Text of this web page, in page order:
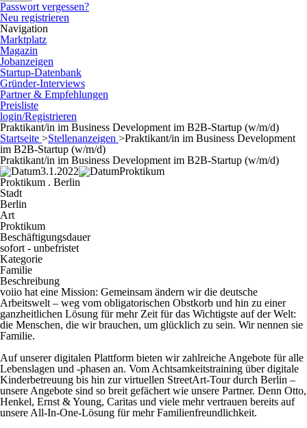
Passwort vergessen?
Neu registrieren
Navigation
Marktplatz
Magazin
Jobanzeigen
Startup-Datenbank
Gründer-Interviews
Partner & Empfehlungen
Preisliste
login/Registrieren
Praktikant/in im Business Development im B2B-Startup (w/m/d)
Startseite >Stellenanzeigen >Praktikant/in im Business Development
im B2B-Startup (w/m/d)
Praktikant/in im Business Development im B2B-Startup (w/m/d)
3.1.2022
Proktikum
Proktikum . Berlin
Stadt
Berlin
Art
Proktikum
Beschäftigungsdauer
sofort - unbefristet
Kategorie
Familie
Beschreibung
voiio hat eine Mission: Gemeinsam ändern wir die deutsche
Arbeitswelt – weg vom obligatorischen Obstkorb und hin zu einer
ganzheitlichen Lösung für mehr Zeit für das Wichtigste auf der Welt:
die Menschen, die wir brauchen, um glücklich zu sein. Wir nennen sie
Familie.
Auf unserer digitalen Plattform bieten wir zahlreiche Angebote für alle
Lebenslagen und -phasen an. Vom Achtsamkeitstraining über digitale
Kinderbetreuung bis hin zur virtuellen StreetArt-Tour durch Berlin –
unsere Angebote sind so breit gefächert wie unsere Partner. Denn Otto,
Henkel, Ernst & Young, Caritas und viele mehr vertrauen bereits auf
unsere All-In-One-Lösung für mehr Familienfreundlichkeit.